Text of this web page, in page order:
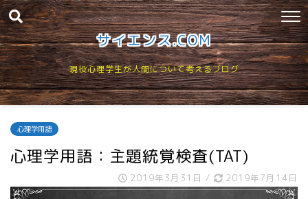
サイエンス.COM
現役心理学生が人間について考えるブログ
心理学用語
心理学用語：主題統覚検査(TAT)
2019年3月31日 / 2019年7月14日